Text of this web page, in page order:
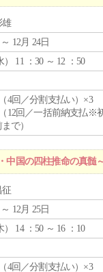
12月 24日
） 11 ：30 ～ 12 ：50
4回／分割支払い）×3
12回／一括前納支払※
で）
中国の四柱推命の真髄
12月 25日
） 14 ：50 ～ 16 ：10
4回／分割支払い）×3